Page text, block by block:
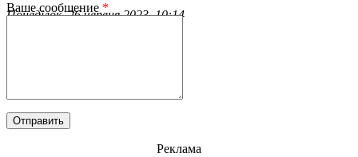
Понеділок, 26 червня 2023, 10:14
Ваше сообщение *
Реклама